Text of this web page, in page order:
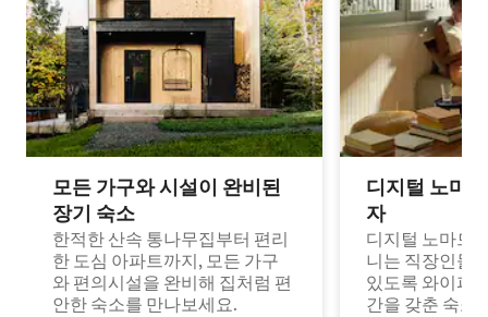
모든 가구와 시설이 완비된
장기 숙소
한적한 산속 통나무집부터 편리
한 도심 아파트까지, 모든 가구
와 편의시설을 완비해 집처럼 편
안한 숙소를 만나보세요.
디지털 노마
자
디지털 노마드
니는 직장인들
있도록 와이파
간을 갖춘 숙소